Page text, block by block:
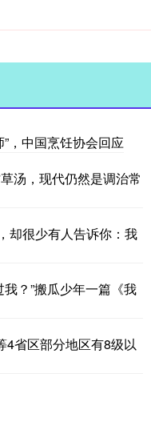
，中国烹饪协会回应
汤，现代仍然是调治常
却很少有人告诉你：我
？”搬瓜少年一篇《我
4省区部分地区有8级以